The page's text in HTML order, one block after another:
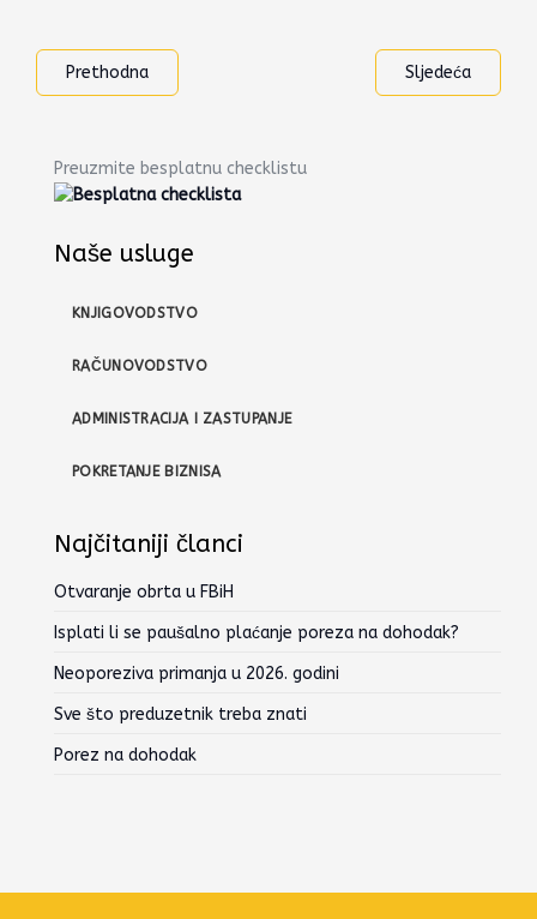
Prethodna Sljedeća
Preuzmite besplatnu checklistu
Naše usluge
KNJIGOVODSTVO
RAČUNOVODSTVO
ADMINISTRACIJA I ZASTUPANJE
POKRETANJE BIZNISA
Najčitaniji članci
Otvaranje obrta u FBiH
Isplati li se paušalno plaćanje poreza na dohodak?
Neoporeziva primanja u 2026. godini
Sve što preduzetnik treba znati
Porez na dohodak